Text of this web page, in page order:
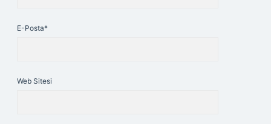
E-Posta*
Web Sitesi